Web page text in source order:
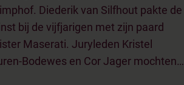
Diederik van Silfhout pakte de
bij de vijfjarigen met zijn paard
Maserati. Juryleden Kristel
Bodewes en Cor Jager mochten…